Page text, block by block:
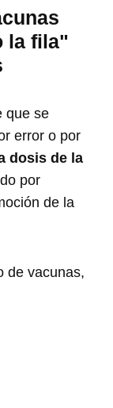
la fila"
que se
error o por
dosis de la
por
de la
de vacunas,